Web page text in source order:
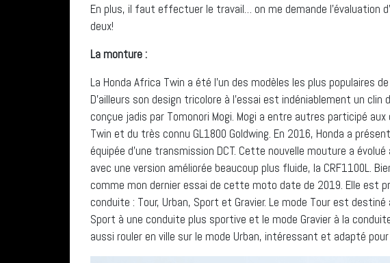
En plus, il faut effectuer le travail… on me demande l’évaluation
deux!
La monture :
La Honda Africa Twin a été l’un des modèles les plus populaires
D’ailleurs son design tricolore à l’essai est indéniablement un clin
conçue jadis par Tomonori Mogi. Mogi a entre autres participé
Twin et du très connu GL1800 Goldwing. En 2016, Honda a
équipée d’une transmission DCT. Cette nouvelle mouture a
avec une version améliorée beaucoup plus fluide, la CRF1100L.
comme mon dernier essai de cette moto date de 2019. Elle est
conduite : Tour, Urban, Sport et Gravier. Le mode Tour est
Sport à une conduite plus sportive et le mode Gravier à la
aussi rouler en ville sur le mode Urban, intéressant et adapté